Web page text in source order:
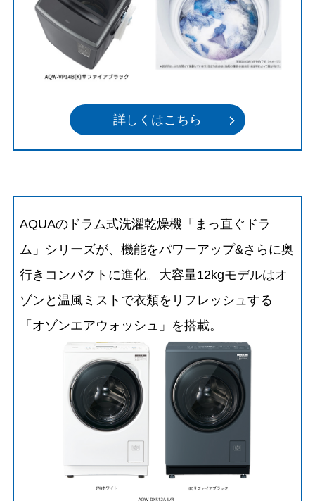
詳しくはこちら
AQUAのドラム式洗濯乾燥機「まっ直ぐドラ
ム」シリーズが、機能をパワーアップ&さらに奥
行きコンパクトに進化。大容量12kgモデルはオ
ゾンと温風ミストで衣類をリフレッシュする
「オゾンエアウォッシュ」を搭載。